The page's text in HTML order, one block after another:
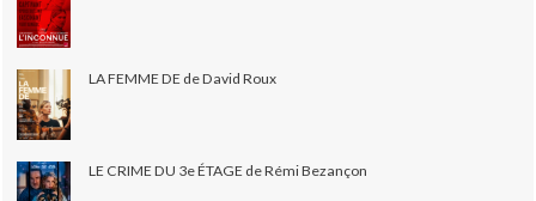
LA FEMME DE de David Roux
LE CRIME DU 3e ÉTAGE de Rémi Bezançon